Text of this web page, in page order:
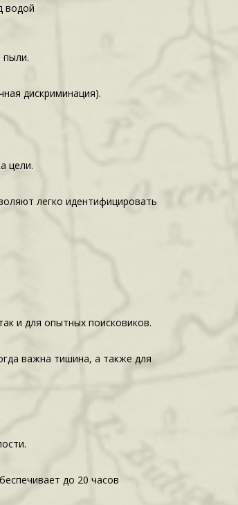
водой
дискриминация).
цели.
легко идентифицировать
и для опытных поисковиков.
важна тишина, а также для
до 20 часов